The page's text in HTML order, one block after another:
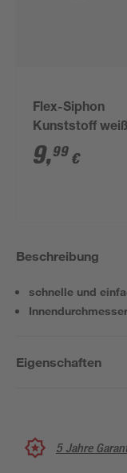
Flex-Siphon
Kunststoff
x 40/50 mm
9,99 €
Beschreibung
schnelle und
Eigenschaften
5 Jahre